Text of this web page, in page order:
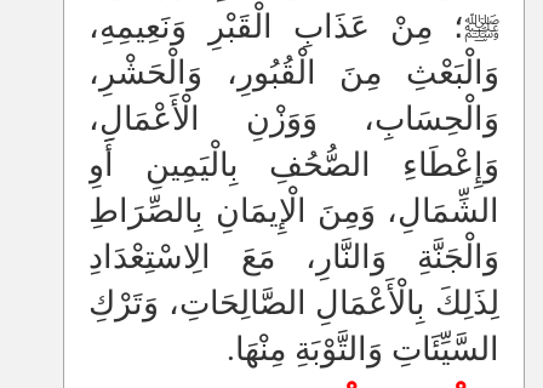
ﷺ؛ مِنْ عَذَابِ الْقَبْرِ وَنَعِيمِهِ،
وَالْبَعْثِ مِنَ الْقُبُورِ، وَالْحَشْرِ،
وَالْحِسَابِ، وَوَزْنِ الْأَعْمَالِ،
وَإِعْطَاءِ الصُّحُفِ بِالْيَمِينِ أَوِ
الشِّمَالِ، وَمِنَ الْإِيمَانِ بِالصِّرَاطِ
وَالْجَنَّةِ وَالنَّارِ، مَعَ الِاسْتِعْدَادِ
لِذَلِكَ بِالْأَعْمَالِ الصَّالِحَاتِ، وَتَرْكِ
السَّيِّئَاتِ وَالتَّوْبَةِ مِنْهَا‏.‏